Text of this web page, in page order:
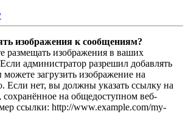
изображения к сообщениям?
размещать изображения в ваших
администратор разрешил добавлять
загрузить изображение на
Если нет, вы должны указать ссылку на
сохранённое на общедоступном веб-
ссылки: http://www.example.com/my-